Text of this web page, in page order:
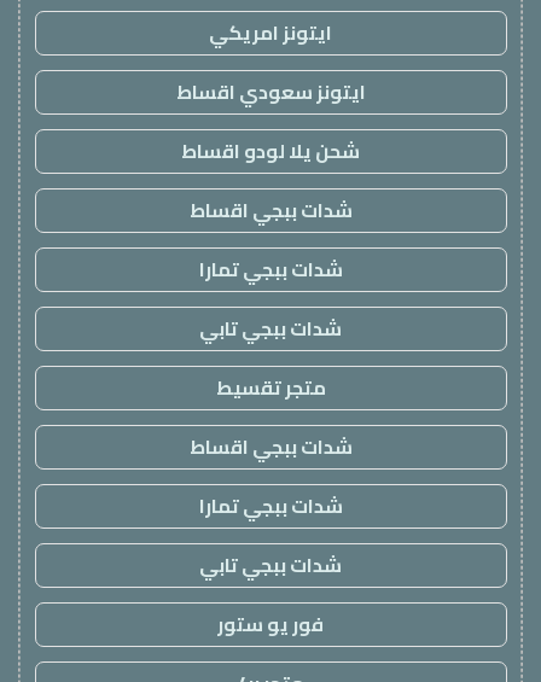
ايتونز امريكي
ايتونز سعودي اقساط
شحن يلا لودو اقساط
شدات ببجي اقساط
شدات ببجي تمارا
شدات ببجي تابي
متجر تقسيط
شدات ببجي اقساط
شدات ببجي تمارا
شدات ببجي تابي
فور يو ستور